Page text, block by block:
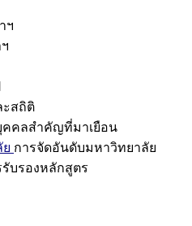
ฯ
สถิติ
คคลสำคัญที่มาเยือน
การจัดอันดับมหาวิทยาลัย
รับรองหลักสูตร